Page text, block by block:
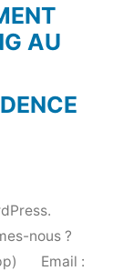
AU
nous ?
Email :